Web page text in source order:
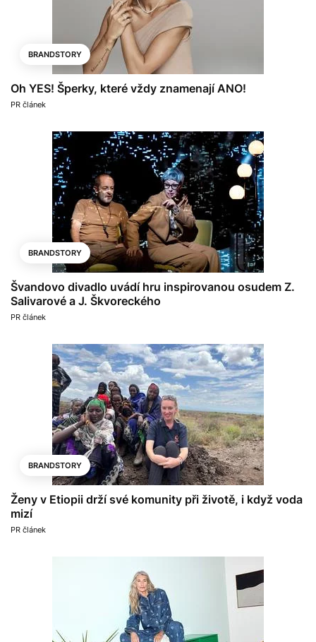
BRANDSTORY
Oh YES! Šperky, které vždy znamenají ANO!
PR článek
BRANDSTORY
Švandovo divadlo uvádí hru inspirovanou osudem Z.
Salivarové a J. Škvoreckého
PR článek
BRANDSTORY
Ženy v Etiopii drží své komunity při životě, i když voda
mizí
PR článek